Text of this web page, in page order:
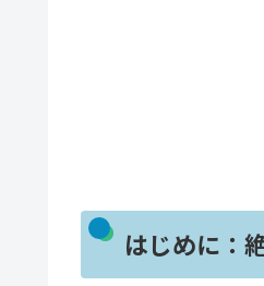
はじめに：